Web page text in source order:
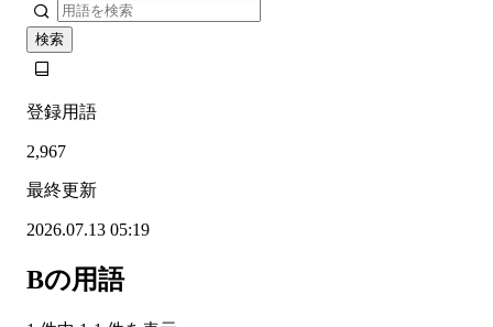
検索
登録用語
2,967
最終更新
2026.07.13 05:19
Bの用語